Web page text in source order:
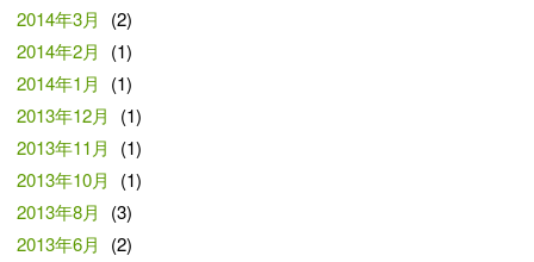
2014年3月
(2)
2014年2月
(1)
2014年1月
(1)
2013年12月
(1)
2013年11月
(1)
2013年10月
(1)
2013年8月
(3)
2013年6月
(2)